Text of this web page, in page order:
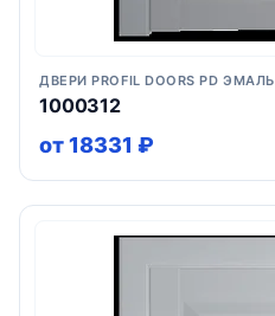
ДВЕРИ PROFIL DOORS PD ЭМАЛЬ
1000312
от 18331 ₽